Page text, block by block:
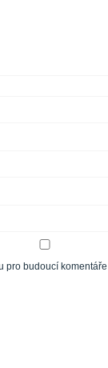
pro budoucí